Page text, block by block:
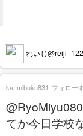
れいじ
てか今日学校
ka_miboku831 フォロー